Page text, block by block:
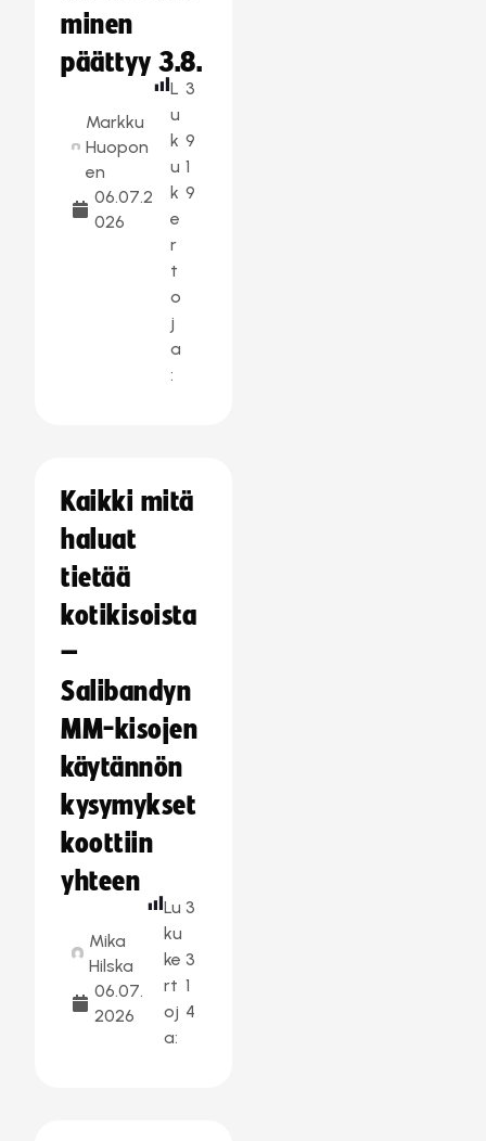
minen
päättyy 3.8.
Markku
Huopon
en
06.07.2
026
L
u
k
u
k
e
r
t
o
j
a
:
3
9
1
9
Kaikki mitä
haluat
tietää
kotikisoista
–
Salibandyn
MM-kisojen
käytännön
kysymykset
koottiin
yhteen
Mika
Hilska
06.07.
2026
Lu
ku
ke
rt
oj
a:
3
3
1
4